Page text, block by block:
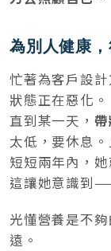
為別人健康
忙著為客戶設
狀態正在惡化。
直到某一天，
太低，要休息。
短短兩年內，
這讓她意識到
光懂營養是不
遠。